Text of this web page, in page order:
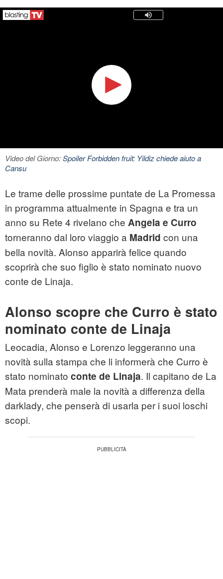
Video del Giorno:Spoiler Forbidden fruit: Yildiz chiede aiuto a
Cansu
Le trame delle prossime puntate de La Promessa
in programma attualmente in Spagna e tra un
anno su Rete 4 rivelano che Angela e Curro
torneranno dal loro viaggio a Madrid con una
bella novità. Alonso apparirà felice quando
scoprirà che suo figlio è stato nominato nuovo
conte de Linaja.
Alonso scopre che Curro è stato
nominato conte de Linaja
Leocadia, Alonso e Lorenzo leggeranno una
novità sulla stampa che li informerà che Curro è
stato nominato conte de Linaja. Il capitano de La
Mata prenderà male la novità a differenza della
darklady, che penserà di usarla per i suoi loschi
scopi.